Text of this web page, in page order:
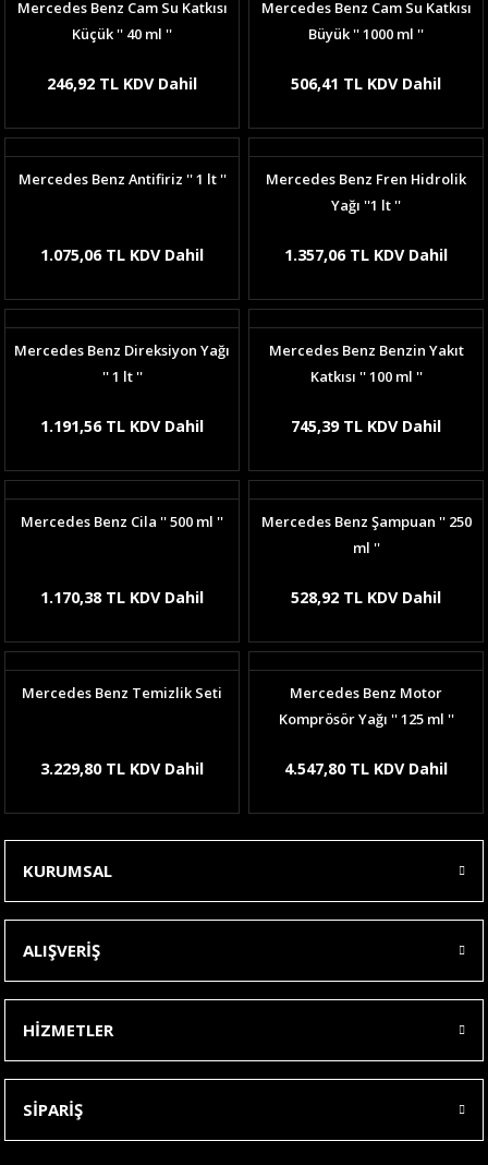
Mercedes Benz Cam Su Katkısı
Küçük '' 40 ml ''
246,92 TL KDV Dahil
Mercedes Benz Cam Su Katkısı
Büyük '' 1000 ml ''
506,41 TL KDV Dahil
Mercedes Benz Antifiriz '' 1 lt ''
1.075,06 TL KDV Dahil
Mercedes Benz Fren Hidrolik
Yağı ''1 lt ''
1.357,06 TL KDV Dahil
Mercedes Benz Direksiyon Yağı
'' 1 lt ''
1.191,56 TL KDV Dahil
Mercedes Benz Benzin Yakıt
Katkısı '' 100 ml ''
745,39 TL KDV Dahil
Mercedes Benz Cila '' 500 ml ''
1.170,38 TL KDV Dahil
Mercedes Benz Şampuan '' 250
ml ''
528,92 TL KDV Dahil
Mercedes Benz Temizlik Seti
3.229,80 TL KDV Dahil
Mercedes Benz Motor
Komprösör Yağı '' 125 ml ''
4.547,80 TL KDV Dahil
KURUMSAL
ALIŞVERİŞ
HİZMETLER
SİPARİŞ